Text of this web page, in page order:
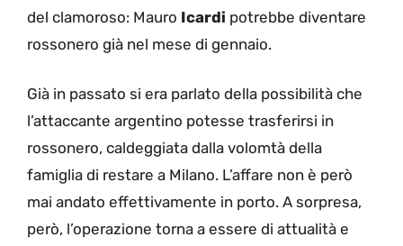
del clamoroso: Mauro Icardi potrebbe diventare
rossonero già nel mese di gennaio.
Già in passato si era parlato della possibilità che
l’attaccante argentino potesse trasferirsi in
rossonero, caldeggiata dalla volomtà della
famiglia di restare a Milano. L’affare non è però
mai andato effettivamente in porto. A sorpresa,
però, l’operazione torna a essere di attualità e